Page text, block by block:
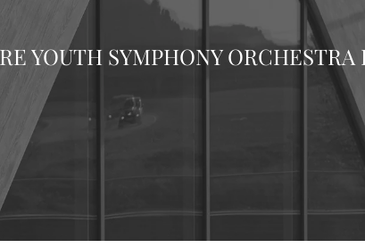
YOUTH SYMPHONY ORCHESTRA